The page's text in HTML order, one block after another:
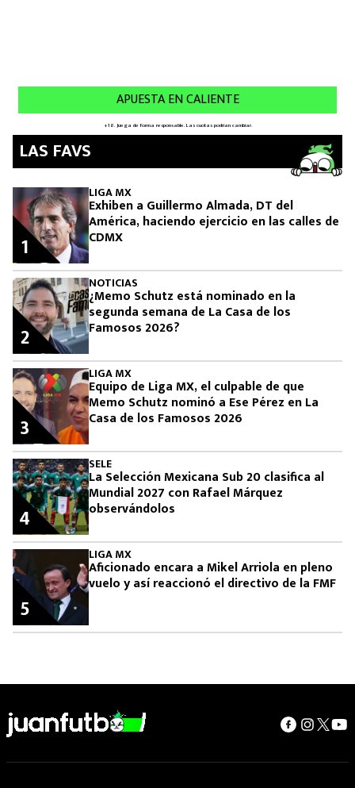
LAS FAVS
LIGA MX
Exhiben a Guillermo Almada, DT del
América, haciendo ejercicio en las calles de
CDMX
1
NOTICIAS
¿Memo Schutz está nominado en la
segunda semana de La Casa de los
Famosos 2026?
2
LIGA MX
Equipo de Liga MX, el culpable de que
Memo Schutz nominó a Ese Pérez en La
Casa de los Famosos 2026
3
SELE
La Selección Mexicana Sub 20 clasifica al
Mundial 2027 con Rafael Márquez
observándolos
4
LIGA MX
Aficionado encara a Mikel Arriola en pleno
vuelo y así reaccionó el directivo de la FMF
5